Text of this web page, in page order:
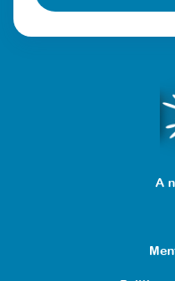
A